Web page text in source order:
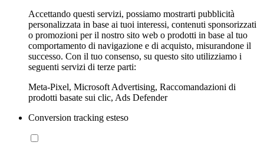
Accettando questi servizi, possiamo mostrarti pubblicità
personalizzata in base ai tuoi interessi, contenuti sponsorizzati
o promozioni per il nostro sito web o prodotti in base al tuo
comportamento di navigazione e di acquisto, misurandone il
successo. Con il tuo consenso, su questo sito utilizziamo i
seguenti servizi di terze parti:
Meta-Pixel, Microsoft Advertising, Raccomandazioni di
prodotti basate sui clic, Ads Defender
Conversion tracking esteso